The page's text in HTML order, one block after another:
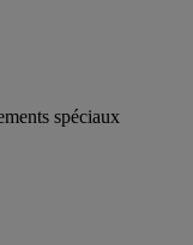
spéciaux